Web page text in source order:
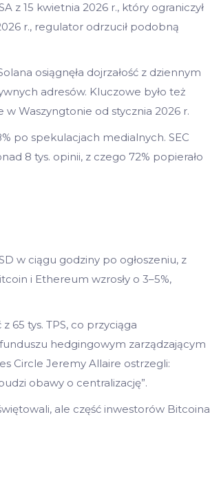
z 15 kwietnia 2026 r., który ograniczył
r., regulator odrzucił podobną
osiągnęła dojrzałość z dziennym
adresów. Kluczowe było też
Waszyngtonie od stycznia 2026 r.
po spekulacjach medialnych. SEC
8 tys. opinii, z czego 72% popierało
w ciągu godziny po ogłoszeniu, z
i Ethereum wzrosły o 3–5%,
65 tys. TPS, co przyciąga
hedgingowym zarządzającym
Circle Jeremy Allaire ostrzegli:
obawy o centralizację”.
ale część inwestorów Bitcoina